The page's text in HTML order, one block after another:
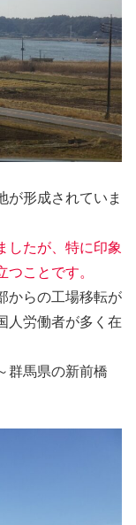
が形成されていま
したが、特に印象
ことです。
からの工場移転が
人労働者が多く在
群馬県の新前橋